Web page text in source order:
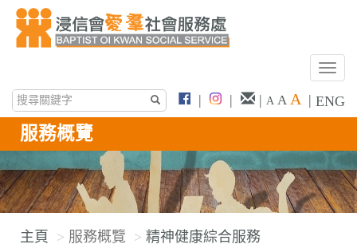
T
g
l
e
n
a
| | | A A A | ENG
服務概覽
主頁 服務概覽
精神健康綜合服務